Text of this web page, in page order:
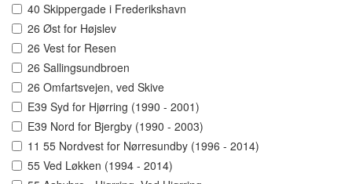
40 Skippergade i Frederikshavn
26 Øst for Højslev
26 Vest for Resen
26 Sallingsundbroen
26 Omfartsvejen, ved Skive
E39 Syd for Hjørring (1990 - 2001)
E39 Nord for Bjergby (1990 - 2003)
11 55 Nordvest for Nørresundby (1996 - 2014)
55 Ved Løkken (1994 - 2014)